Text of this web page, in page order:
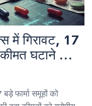
में गिरावट, 17
घटाने का
फार्मा समूहों को